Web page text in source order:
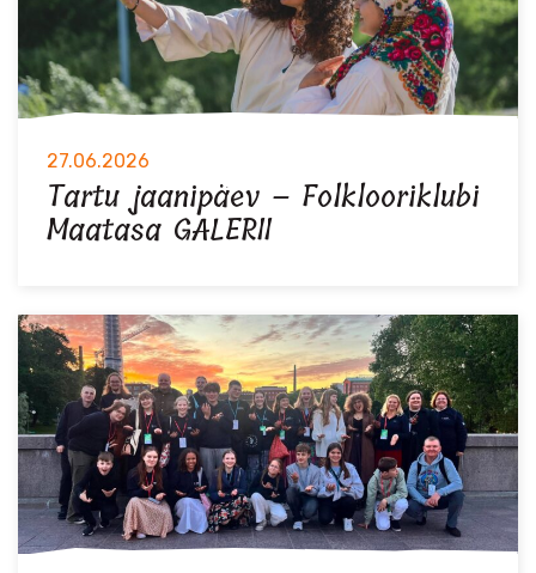
27.06.2026
Tartu jaanipäev – Folklooriklubi
Maatasa GALERII